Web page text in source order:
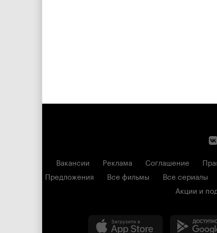
Вакансии Реклама Соглашение
Предложения
Все фильмы
Все сериалы
Акции и